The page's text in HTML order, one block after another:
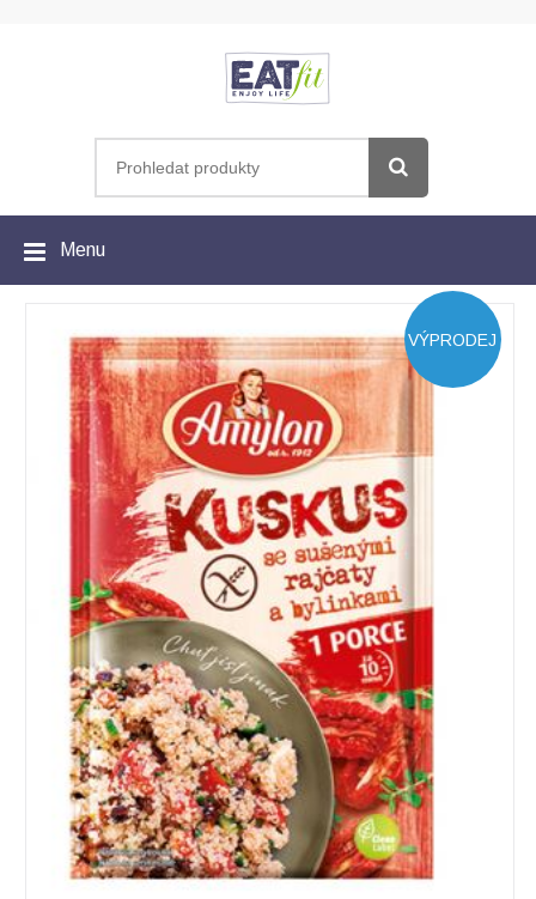
Menu
VÝPRODEJ